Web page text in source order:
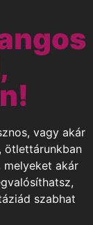
vagy akár
ötlettárunkban
akár
szabhat